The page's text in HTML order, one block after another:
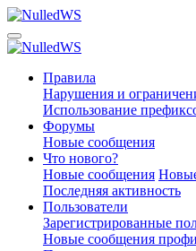
Правила
Нарушения и
Использование
Форумы
Новые сообщения
Что нового?
Новые сообщения
Последняя активность
Пользователи
Зарегистрированные
Новые сообщения